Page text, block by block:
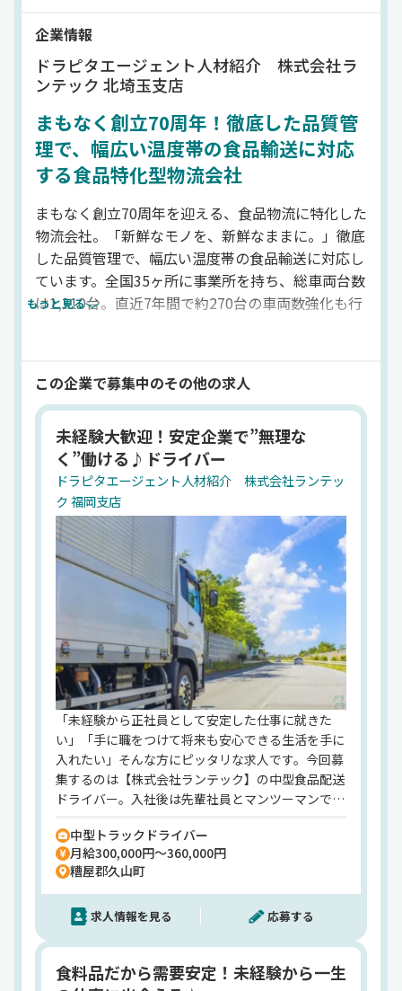
企業情報
ドラピタエージェント人材紹介 株式会社ラ
ンテック 北埼玉支店
まもなく創立70周年！徹底した品質管
理で、幅広い温度帯の食品輸送に対応
する食品特化型物流会社
まもなく創立70周年を迎える、食品物流に特化した
物流会社。「新鮮なモノを、新鮮なままに。」徹底
した品質管理で、幅広い温度帯の食品輸送に対応し
ています。全国35ヶ所に事業所を持ち、総車両台数
は1,310台。直近7年間で約270台の車両数強化も行
も皆様の「食」を支えていきます。これからの当社
を担う中型トラックドライバー（4t 冷凍・冷蔵
車）の転職・求人情報を掲載しています。
法人名
ドラピタエージェント人材紹介 株式会社ランテッ
代表者
嘉永 良樹
設立
1953年（昭和28年）7月14日
福岡県福岡市博多区古門戸町 4-26
資本金
5億1,980万円
従業員数
計 2,918名（男性2,549名、女性369名）※2025年3
月末現在
業務内容
貨物自動車運送事業、貨物利用運送事業、貨物運送
取次業、倉庫業、損害保険代理業、自動車整備業、
乳製品の製造加工業、自動車車体改造業、自動車機
械工具及び部品販売業、自動車等輸送用機械機器具
製造業及び販売業、建築工事請負業、産業廃棄物収
集運搬業、不動産の売買・賃貸・管理及びその仲
介、石油製品販売業
HP
https://www.runtec.co.jp/
もっと見る
この企業で募集中のその他の求人
未経験大歓迎！安定企業で”無理な
く”働ける♪ドライバー
ドラピタエージェント人材紹介 株式会社ランテッ
ク 福岡支店
「未経験から正社員として安定した仕事に就きた
い」「手に職をつけて将来も安心できる生活を手に
入れたい」そんな方にピッタリな求人です。今回募
集するのは【株式会社ランテック】の中型食品配送
ドライバー。入社後は先輩社員とマンツーマンでス
して始められます。配送先は県内のスーパーや飲食
店など、1日10〜15件程度。景気の影響を受けにく
い食品配送のため、安定して長く働くことができま
す！また、充実した福利厚生も当社の魅力のひと
つ。全国21ヶ所の契約保養所、無事故表彰制度、永
にもなる「入社祝い金」もあり、転職時の最初の不
中型トラックドライバー
月給300,000円～360,000円
糟屋郡久山町
求人情報を見る 応募する
食料品だから需要安定！未経験から一生